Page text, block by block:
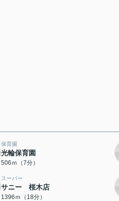
保育園
光輪保育園
506ｍ（7分）
スーパー
サニー 桜木店
1396ｍ（18分）